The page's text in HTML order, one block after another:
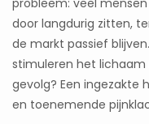
door langdurig zitten,
de markt passief
stimuleren het
gevolg? Een ingezakte
en toenemende